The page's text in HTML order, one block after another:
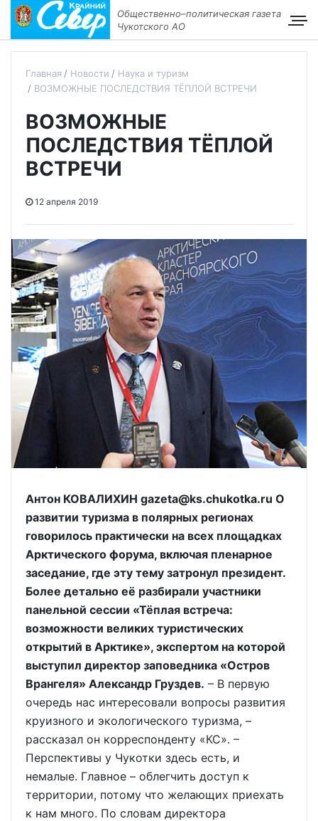
Общественно–политическая газета
Чукотского АО
Главная Новости
Наука и туризм
ВОЗМОЖНЫЕ ПОСЛЕДСТВИЯ ТЁПЛОЙ ВСТРЕЧИ
ВОЗМОЖНЫЕ
ПОСЛЕДСТВИЯ ТЁПЛОЙ
ВСТРЕЧИ
12 апреля 2019
Антон КОВАЛИХИН gazeta@ks.chukotka.ru О
развитии туризма в полярных регионах
говорилось практически на всех площадках
Арктического форума, включая пленарное
заседание, где эту тему затронул президент.
Более детально её разбирали участники
панельной сессии «Тёплая встреча:
возможности великих туристических
открытий в Арктике», экспертом на которой
выступил директор заповедника «Остров
Врангеля» Александр Груздев. – В первую
очередь нас интересовали вопросы развития
круизного и экологического туризма, –
рассказал он корреспонденту «КС». –
Перспективы у Чукотки здесь есть, и
немалые. Главное – облегчить доступ к
территории, потому что желающих приехать
к нам много. По словам директора